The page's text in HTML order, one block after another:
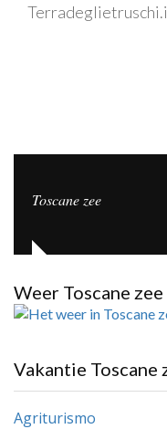
Toscane zee
Weer Toscane zee
Vakantie Toscane
Agriturismo